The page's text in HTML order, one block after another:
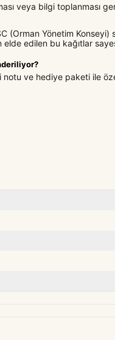
veya bilgi toplanması
(Orman Yönetim Konseyi)
elde edilen bu kağıtlar
ve hediye paketi ile